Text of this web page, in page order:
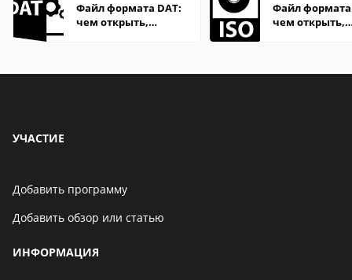
Файл формата DAT:
чем открыть,
Файл формата
чем открыть,
УЧАСТИЕ
Добавить программу
Добавить обзор или статью
ИНФОРМАЦИЯ